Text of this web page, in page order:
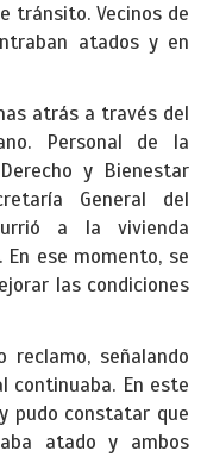
tránsito. Vecinos de
atados y en
atrás a través del
Personal de la
y Bienestar
General del
a la vivienda
ese momento, se
las condiciones
reclamo, señalando
continuaba. En este
pudo constatar que
atado y ambos